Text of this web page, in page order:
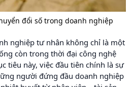
đổi số trong doanh nghiệp
nghiệp tư nhân không chỉ là một
còn trong thời đại công nghệ
tiêu này, việc đầu tiên chính là sự
người đứng đầu doanh nghiệp